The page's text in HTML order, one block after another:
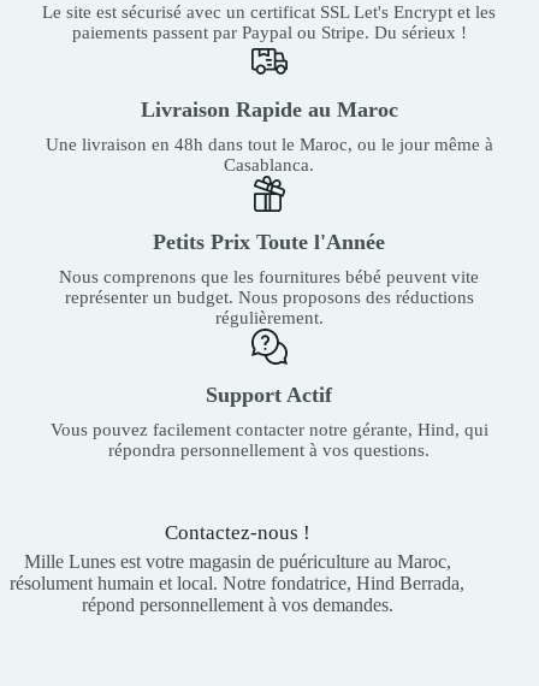
Le site est sécurisé avec un certificat SSL Let's Encrypt et les
paiements passent par Paypal ou Stripe. Du sérieux !
Livraison Rapide au Maroc
Une livraison en 48h dans tout le Maroc, ou le jour même à
Casablanca.
Petits Prix Toute l'Année
Nous comprenons que les fournitures bébé peuvent vite
représenter un budget. Nous proposons des réductions
régulièrement.
Support Actif
Vous pouvez facilement contacter notre gérante, Hind, qui
répondra personnellement à vos questions.
Contactez-nous !
Mille Lunes est votre magasin de puériculture au Maroc,
résolument humain et local. Notre fondatrice, Hind Berrada,
répond personnellement à vos demandes.